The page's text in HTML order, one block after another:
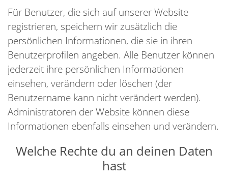
Für Benutzer, die sich auf unserer Website
registrieren, speichern wir zusätzlich die
persönlichen Informationen, die sie in ihren
Benutzerprofilen angeben. Alle Benutzer können
jederzeit ihre persönlichen Informationen
einsehen, verändern oder löschen (der
Benutzername kann nicht verändert werden).
Administratoren der Website können diese
Informationen ebenfalls einsehen und verändern.
Welche Rechte du an deinen Daten
hast